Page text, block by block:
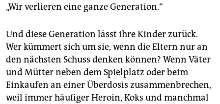
„Wir verlieren eine ganze Generation.“
Und diese Generation lässt ihre Kinder zurück.
Wer kümmert sich um sie, wenn die Eltern nur an
den nächsten Schuss denken können? Wenn Väter
und Mütter neben dem Spielplatz oder beim
Einkaufen an einer Überdosis zusammenbrechen,
weil immer häufiger Heroin, Koks und manchmal